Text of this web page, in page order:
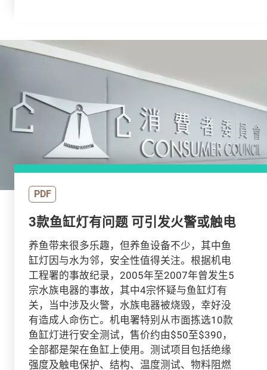
PDF
3款鱼缸灯有问题 可引发火警或触电
养鱼带来很多乐趣，但养鱼设备不少，其中鱼
缸灯因与水为邻，安全性值得关注。根据机电
工程署的事故纪录，2005年至2007年曾发生5
宗水族电器的事故，其中4宗怀疑与鱼缸灯有
关，当中涉及火警，水族电器被烧毁，幸好没
有造成人命伤亡。机电署特别从市面拣选10款
鱼缸灯进行安全测试，售价约由$50至$390，
全部都是架在鱼缸上使用。测试项目包括绝缘
强度及触电保护、结构、温度测试、物料阻燃